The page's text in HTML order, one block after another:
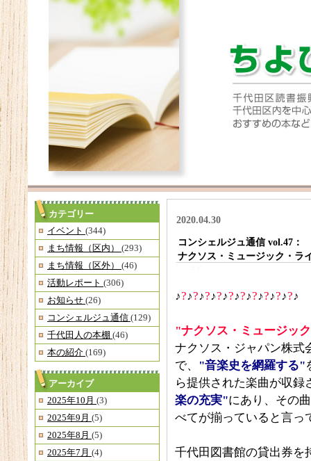
カテゴリー
イベント (344)
まち情報（区内） (293)
まち情報（区外） (46)
活動レポート (306)
お知らせ (26)
コンシェルジュ通信 (129)
千代田人の本棚 (46)
本の紹介 (169)
アーカイブ
2025年10月 (3)
2025年9月 (5)
2025年8月 (5)
2025年7月 (4)
2020.04.30
コンシェルジュ通信 vol.47：
ナクソス・ミュージック・ラ
♪?♪?♪?♪?♪?♪?♪?♪?♪?♪?♪
"ナクソス・ミュージッ
ナクソス・ジャパン株式
で、
"音楽史を網羅する"
ら提供された楽曲が収
楽の充実"にあり、その
べてが揃っていると言っ
千代田図書館の貸出券を